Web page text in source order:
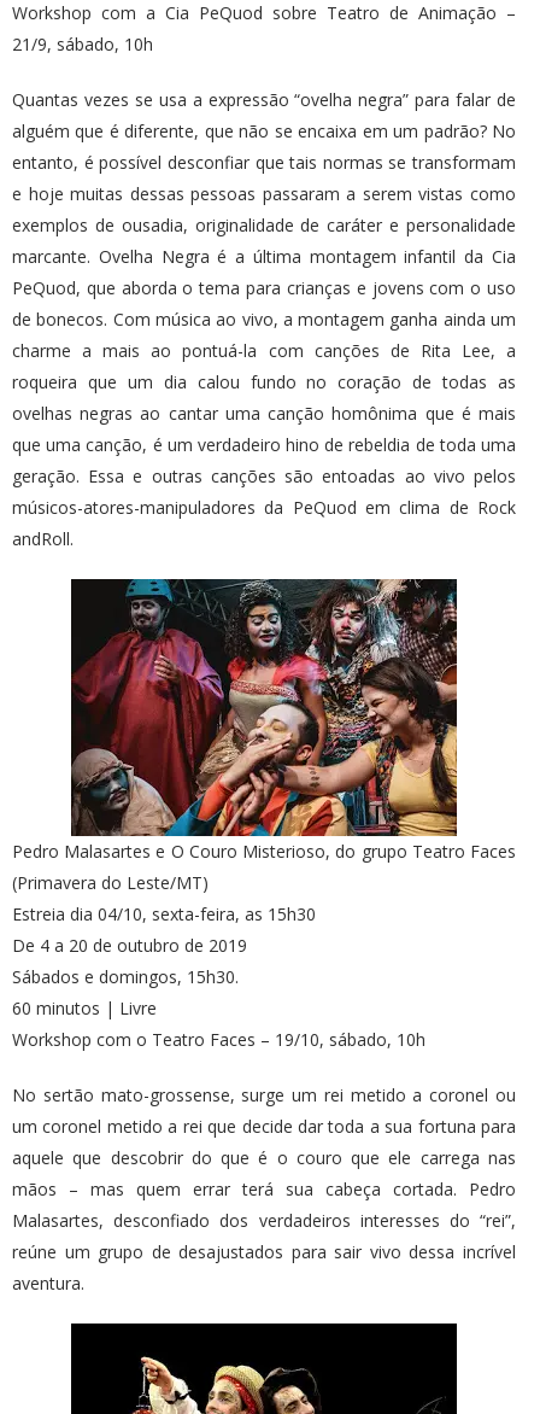
Workshop com a Cia PeQuod sobre Teatro de Animação –
21/9, sábado, 10h
Quantas vezes se usa a expressão “ovelha negra” para falar de
alguém que é diferente, que não se encaixa em um padrão? No
entanto, é possível desconfiar que tais normas se transformam
e hoje muitas dessas pessoas passaram a serem vistas como
exemplos de ousadia, originalidade de caráter e personalidade
marcante. Ovelha Negra é a última montagem infantil da Cia
PeQuod, que aborda o tema para crianças e jovens com o uso
de bonecos. Com música ao vivo, a montagem ganha ainda um
charme a mais ao pontuá-la com canções de Rita Lee, a
roqueira que um dia calou fundo no coração de todas as
ovelhas negras ao cantar uma canção homônima que é mais
que uma canção, é um verdadeiro hino de rebeldia de toda uma
geração. Essa e outras canções são entoadas ao vivo pelos
músicos-atores-manipuladores da PeQuod em clima de Rock
andRoll.
Pedro Malasartes e O Couro Misterioso, do grupo Teatro Faces
(Primavera do Leste/MT)
Estreia dia 04/10, sexta-feira, as 15h30
De 4 a 20 de outubro de 2019
Sábados e domingos, 15h30.
60 minutos | Livre
Workshop com o Teatro Faces – 19/10, sábado, 10h
No sertão mato-grossense, surge um rei metido a coronel ou
um coronel metido a rei que decide dar toda a sua fortuna para
aquele que descobrir do que é o couro que ele carrega nas
mãos – mas quem errar terá sua cabeça cortada. Pedro
Malasartes, desconfiado dos verdadeiros interesses do “rei”,
reúne um grupo de desajustados para sair vivo dessa incrível
aventura.